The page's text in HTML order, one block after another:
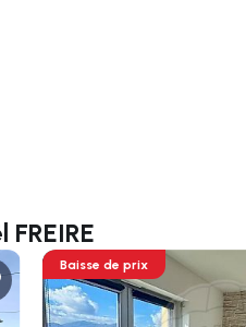
Baisse de prix